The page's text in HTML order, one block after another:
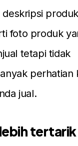
foto produk
tetapi tidak
perhatian
jual.
tertarik